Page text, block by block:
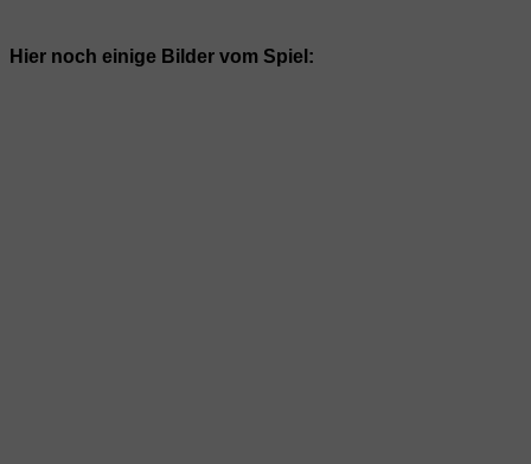
Hier noch einige Bilder vom Spiel: